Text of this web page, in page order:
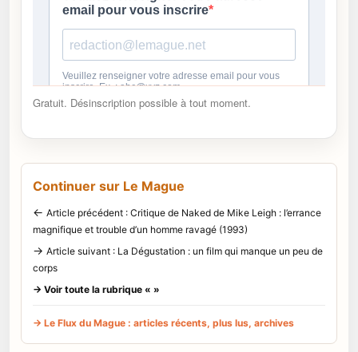
Gratuit. Désinscription possible à tout moment.
Continuer sur Le Mague
← Article précédent : Critique de Naked de Mike Leigh : l’errance
magnifique et trouble d’un homme ravagé (1993)
→ Article suivant : La Dégustation : un film qui manque un peu de
corps
→ Voir toute la rubrique « »
→ Le Flux du Mague : articles récents, plus lus, archives